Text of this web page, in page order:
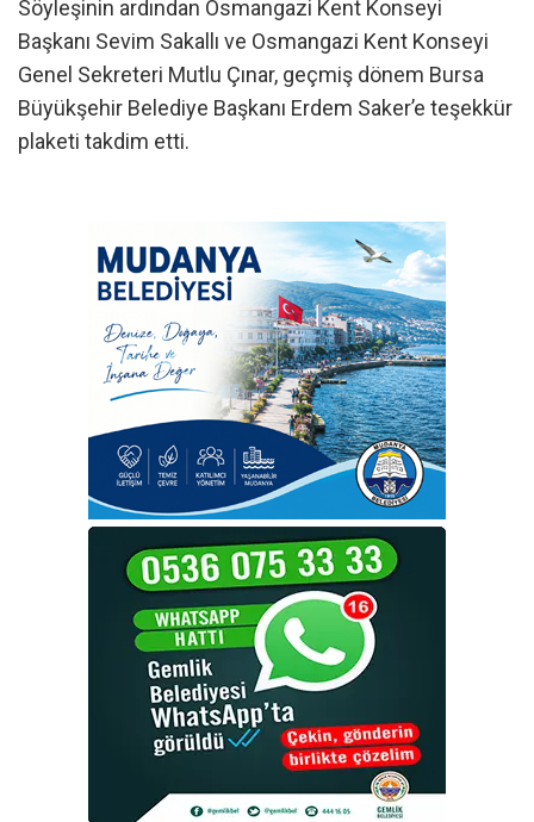
Söyleşinin ardından Osmangazi Kent Konseyi
Başkanı Sevim Sakallı ve Osmangazi Kent Konseyi
Genel Sekreteri Mutlu Çınar, geçmiş dönem Bursa
Büyükşehir Belediye Başkanı Erdem Saker’e teşekkür
plaketi takdim etti.